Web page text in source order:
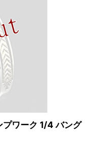
ワーク 1/4 バング